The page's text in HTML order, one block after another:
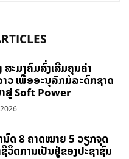
ສະມາຄົມສົ່ງເສີມຄຸນຄ່າ
ວ ເພື່ອອະນຸລັກມໍລະດົກຊາດ
ສູ່ Soft Power
ນົດ 8 ຄາດໝາຍ 5 ວຽກຈຸດ
ວິດການເປັນຢູ່ຂອງປະຊາຊົນ